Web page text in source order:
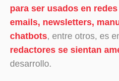
para ser usados en
emails, newsletters,
chatbots, entre otros, es
redactores se sientan
desarrollo.